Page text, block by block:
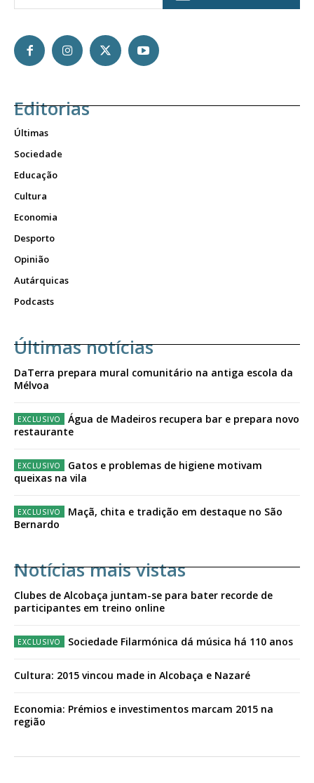
Editorias
Últimas
Sociedade
Educação
Cultura
Economia
Desporto
Opinião
Autárquicas
Podcasts
Últimas notícias
DaTerra prepara mural comunitário na antiga escola da
Mélvoa
Água de Madeiros recupera bar e prepara novo
restaurante
Gatos e problemas de higiene motivam
queixas na vila
Maçã, chita e tradição em destaque no São
Bernardo
Notícias mais vistas
Clubes de Alcobaça juntam-se para bater recorde de
participantes em treino online
Sociedade Filarmónica dá música há 110 anos
Cultura: 2015 vincou made in Alcobaça e Nazaré
Economia: Prémios e investimentos marcam 2015 na
região